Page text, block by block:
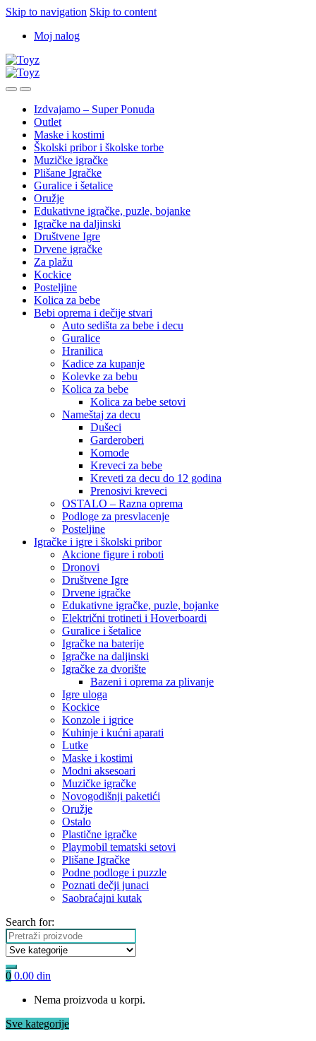
Skip to navigation Skip to content
Moj nalog
Izdvajamo – Super Ponuda
Outlet
Maske i kostimi
Školski pribor i školske torbe
Muzičke igračke
Plišane Igračke
Guralice i šetalice
Oružje
Edukativne igračke, puzle, bojanke
Igračke na daljinski
Društvene Igre
Drvene igračke
Za plažu
Kockice
Posteljine
Kolica za bebe
Bebi oprema i dečije stvari
Auto sedišta za bebe i decu
Guralice
Hranilica
Kadice za kupanje
Kolevke za bebu
Kolica za bebe
Kolica za bebe setovi
Nameštaj za decu
Dušeci
Garderoberi
Komode
Kreveci za bebe
Kreveti za decu do 12 godina
Prenosivi kreveci
OSTALO – Razna oprema
Podloge za presvlacenje
Posteljine
Igračke i igre i školski pribor
Akcione figure i roboti
Dronovi
Društvene Igre
Drvene igračke
Edukativne igračke, puzle, bojanke
Električni trotineti i Hoverboardi
Guralice i šetalice
Igračke na baterije
Igračke na daljinski
‎Igračke za dvorište
Bazeni i oprema za plivanje
Igre uloga
Kockice
Konzole i igrice
Kuhinje i kućni aparati
Lutke
Maske i kostimi
Modni aksesoari
Muzičke igračke
Novogodišnji paketići
Oružje
Ostalo
Plastične igračke
Playmobil tematski setovi
Plišane Igračke
Podne podloge i puzzle
Poznati dečji junaci
Saobraćajni kutak
Search for:
0 0.00 din
Nema proizvoda u korpi.
Sve kategorije